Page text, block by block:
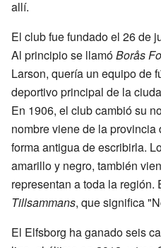
allí.
El club fue fundado el 26 de
Al principio se llamóBorås
Larson, quería un equipo de
deportivo principal de la
En 1906, el club cambió su
nombre viene de la
forma antigua de escribirla.
amarillo y negro, también
representan a toda la región.
Tillsammans, que significa
El Elfsborg ha ganado seis